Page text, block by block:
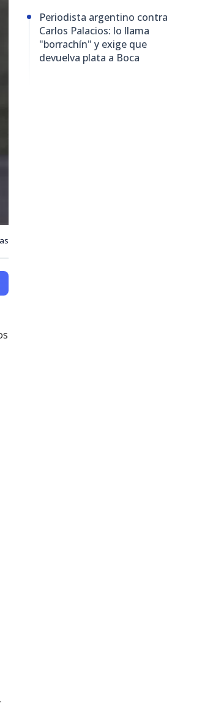
Periodista argentino contra
Carlos Palacios: lo llama
"borrachín" y exige que
devuelva plata a Boca